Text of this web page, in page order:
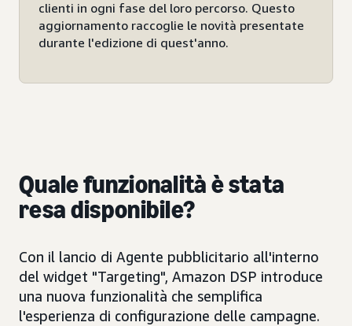
clienti in ogni fase del loro percorso. Questo
aggiornamento raccoglie le novità presentate
durante l'edizione di quest'anno.
Quale funzionalità è stata
resa disponibile?
Con il lancio di Agente pubblicitario all'interno
del widget "Targeting", Amazon DSP introduce
una nuova funzionalità che semplifica
l'esperienza di configurazione delle campagne.